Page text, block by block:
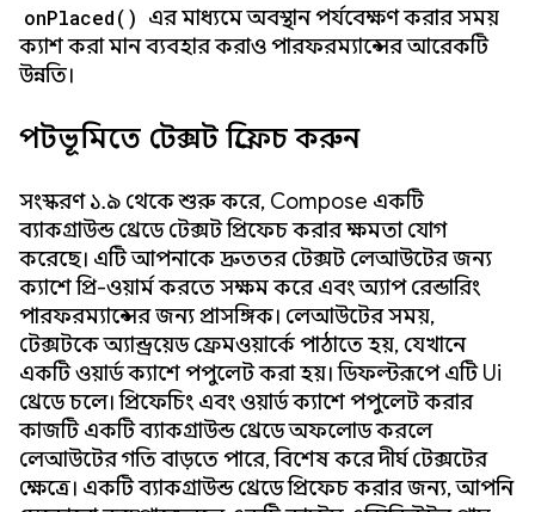
onPlaced() এর মাধ্যমে অবস্থান পর্যবেক্ষণ করার সময়
ক্যাশ করা মান ব্যবহার করাও পারফরম্যান্সের আরেকটি
উন্নতি।
পটভূমিতে টেক্সট প্রিফেচ করুন
সংস্করণ ১.৯ থেকে শুরু করে, Compose একটি
ব্যাকগ্রাউন্ড থ্রেডে টেক্সট প্রিফেচ করার ক্ষমতা যোগ
করেছে। এটি আপনাকে দ্রুততর টেক্সট লেআউটের জন্য
ক্যাশে প্রি-ওয়ার্ম করতে সক্ষম করে এবং অ্যাপ রেন্ডারিং
পারফরম্যান্সের জন্য প্রাসঙ্গিক। লেআউটের সময়,
টেক্সটকে অ্যান্ড্রয়েড ফ্রেমওয়ার্কে পাঠাতে হয়, যেখানে
একটি ওয়ার্ড ক্যাশে পপুলেট করা হয়। ডিফল্টরূপে এটি Ui
থ্রেডে চলে। প্রিফেচিং এবং ওয়ার্ড ক্যাশে পপুলেট করার
কাজটি একটি ব্যাকগ্রাউন্ড থ্রেডে অফলোড করলে
লেআউটের গতি বাড়তে পারে, বিশেষ করে দীর্ঘ টেক্সটের
ক্ষেত্রে। একটি ব্যাকগ্রাউন্ড থ্রেডে প্রিফেচ করার জন্য, আপনি